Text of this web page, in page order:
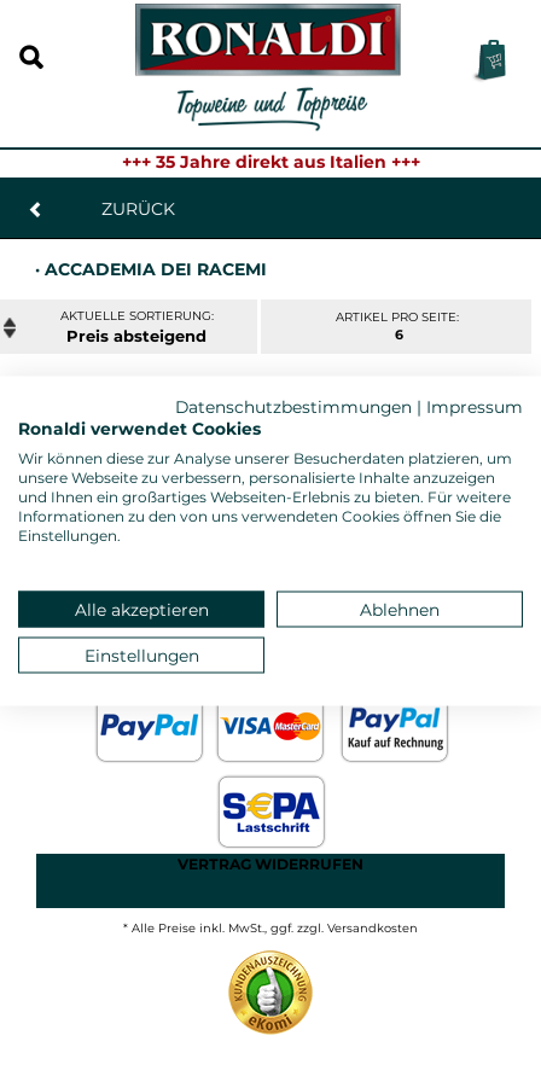
+++ 35 Jahre direkt aus Italien +++
ZURÜCK
· ACCADEMIA DEI RACEMI
Preis
ARTIKEL PRO SEITE:
6
ANARKOS ROSSO DI PUGLIA 2021
7,95 € *
ANMELDEN MEIN KONTO STARTSEITE
IMPRESSUM
DATEN- UND
VERTRAG WIDERRUFEN
* Alle Preise inkl. MwSt., ggf. zzgl. Versandkosten
Datenschutzbestimmungen | Impressum
Ronaldi verwendet Cookies
Wir können diese zur Analyse unserer Besucherdaten platzieren, um
unsere Webseite zu verbessern, personalisierte Inhalte anzuzeigen
und Ihnen ein großartiges Webseiten-Erlebnis zu bieten. Für weitere
Informationen zu den von uns verwendeten Cookies öffnen Sie die
Einstellungen.
Alle akzeptieren Ablehnen
Einstellungen